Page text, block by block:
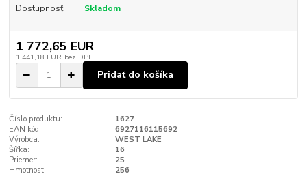
Dostupnosť Skladom
1 772,65 EUR
1 441,18 EUR bez DPH
Pridať do košíka
Číslo produktu:
1627
EAN kód:
6927116115692
Výrobca:
WEST LAKE
Šířka:
16
Priemer:
25
Hmotnost:
256